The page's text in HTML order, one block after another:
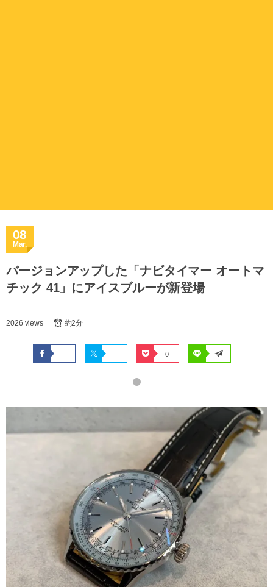
08
Mar.
バージョンアップした「ナビタイマー オートマ
チック 41」にアイスブルーが新登場
2026 views 約2分
0